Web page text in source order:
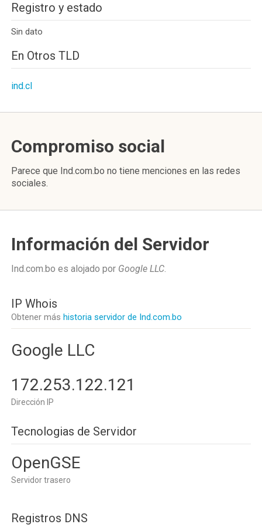
Registro y estado
Sin dato
En Otros TLD
ind.cl
Compromiso social
Parece que Ind.com.bo no tiene menciones en las redes
sociales.
Información del Servidor
Ind.com.bo es alojado por Google LLC.
IP Whois
Obtener más historia servidor de Ind.com.bo
Google LLC
172.253.122.121
Dirección IP
Tecnologias de Servidor
OpenGSE
Servidor trasero
Registros DNS